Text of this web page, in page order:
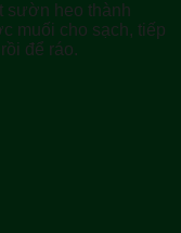
sườn heo thành
muối cho sạch, tiếp
để ráo.